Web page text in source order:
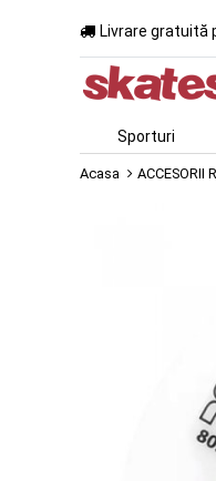
Livrare gratuită
Sporturi
Acasa ACCESORII